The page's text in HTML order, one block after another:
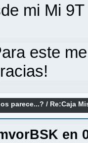
mi Mi
este
parece...? / Re:Caja
en